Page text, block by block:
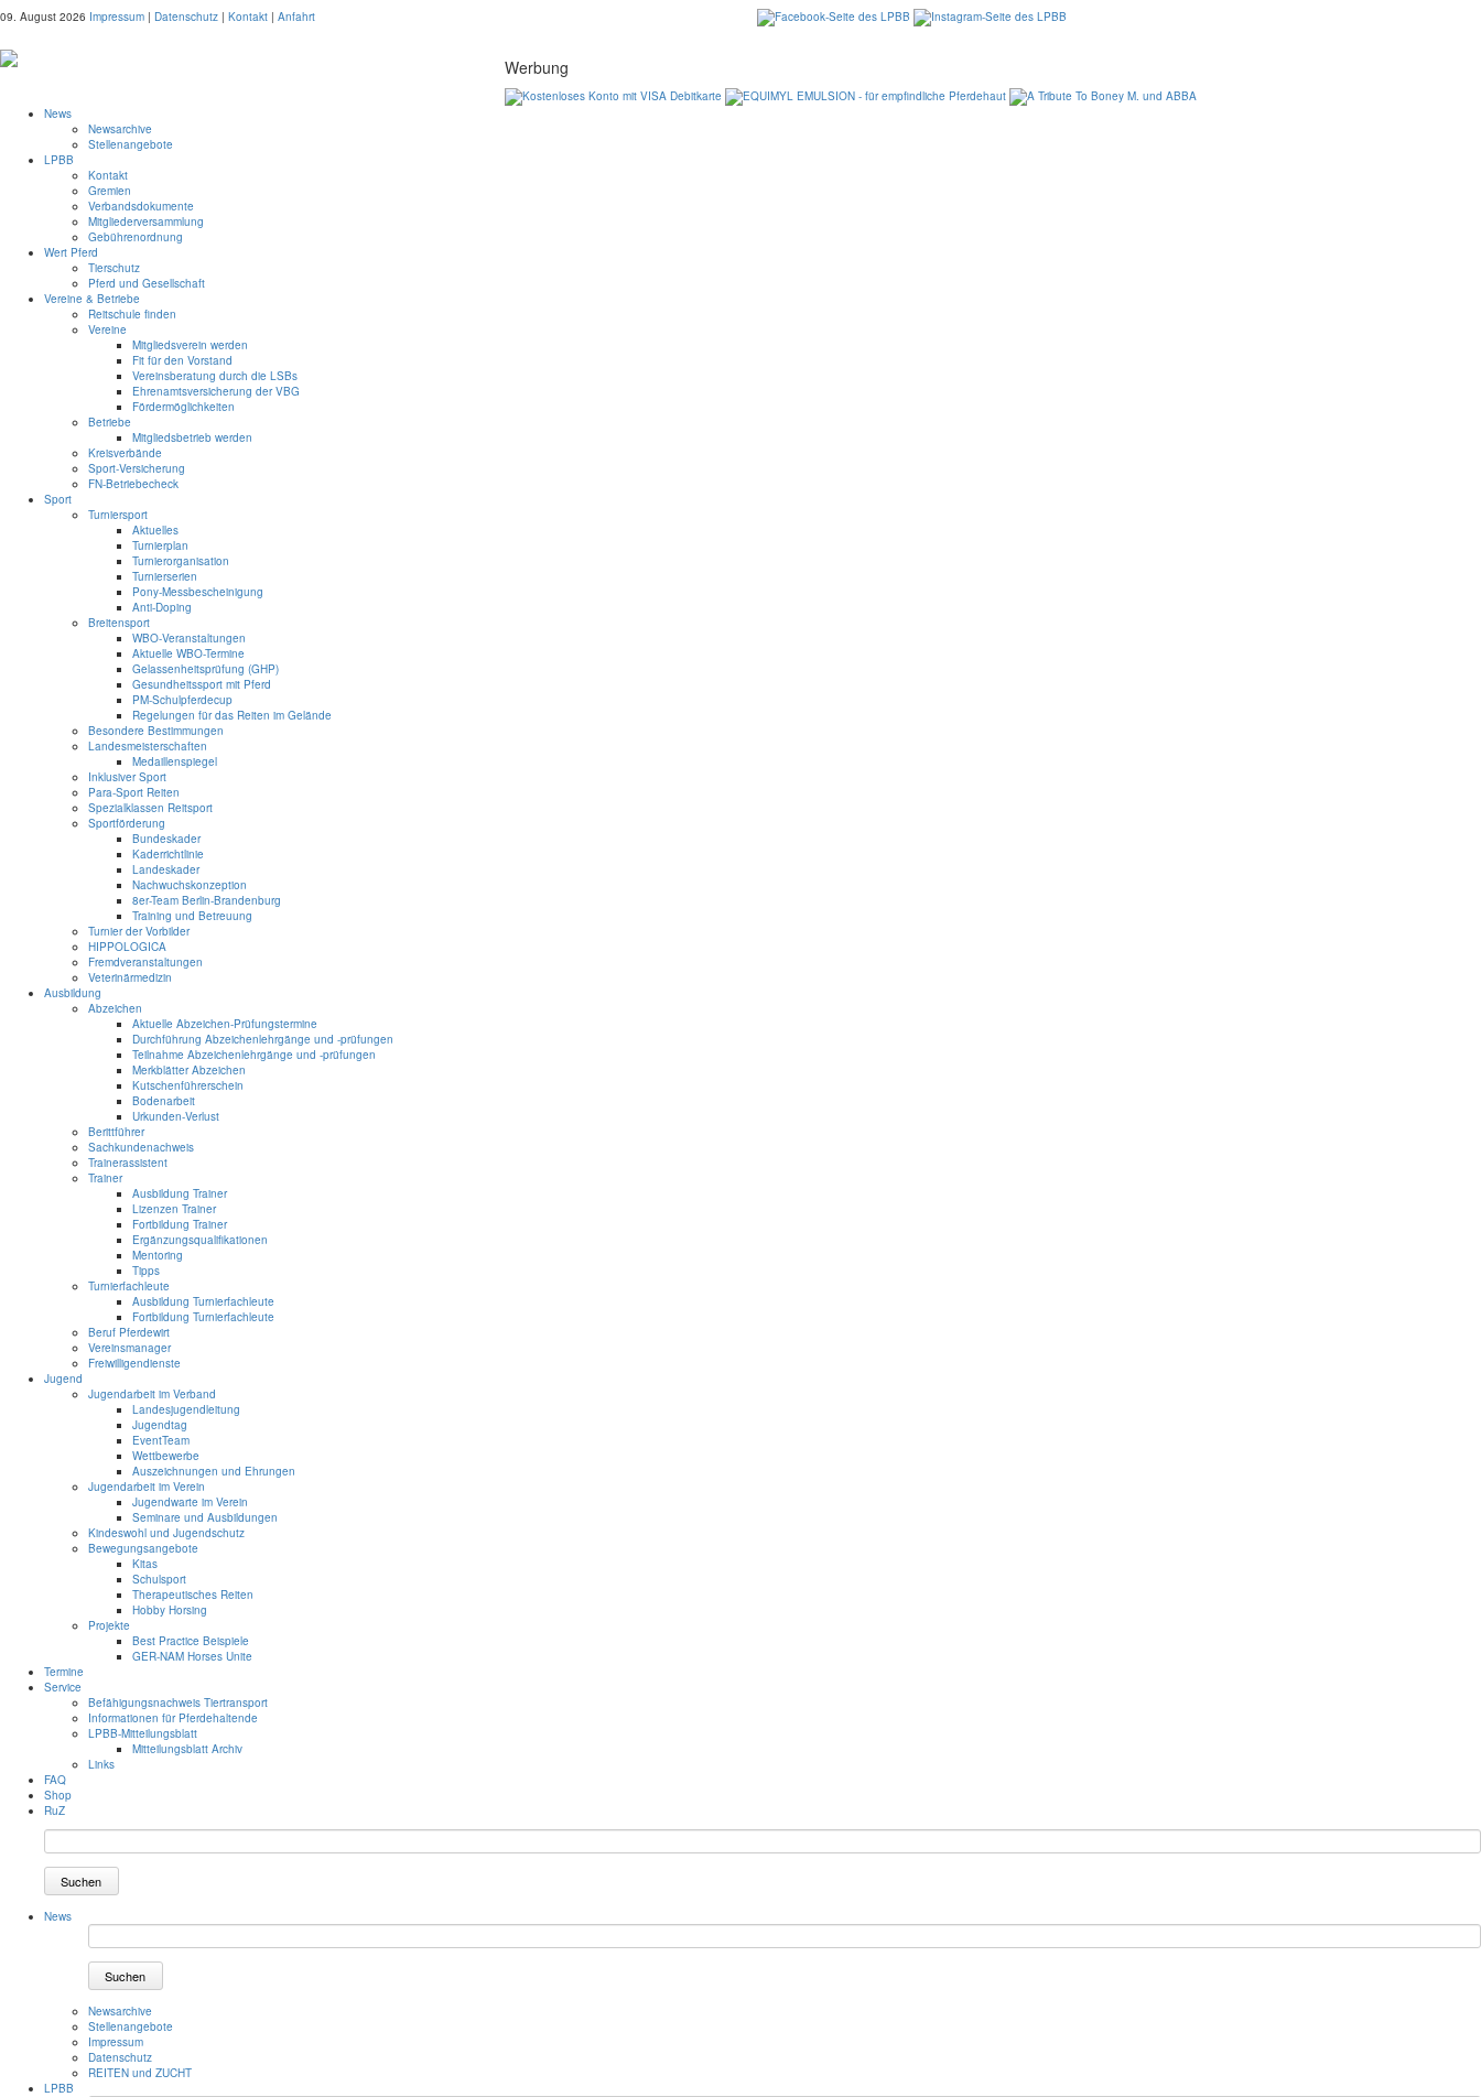
09. August 2026 Impressum | Datenschutz | Kontakt | Anfahrt
Werbung
News
Newsarchive
Stellenangebote
LPBB
Kontakt
Gremien
Verbandsdokumente
Mitgliederversammlung
Gebührenordnung
Wert Pferd
Tierschutz
Pferd und Gesellschaft
Vereine & Betriebe
Reitschule finden
Vereine
Mitgliedsverein werden
Fit für den Vorstand
Vereinsberatung durch die LSBs
Ehrenamtsversicherung der VBG
Fördermöglichkeiten
Betriebe
Mitgliedsbetrieb werden
Kreisverbände
Sport-Versicherung
FN-Betriebecheck
Sport
Turniersport
Aktuelles
Turnierplan
Turnierorganisation
Turnierserien
Pony-Messbescheinigung
Anti-Doping
Breitensport
WBO-Veranstaltungen
Aktuelle WBO-Termine
Gelassenheitsprüfung (GHP)
Gesundheitssport mit Pferd
PM-Schulpferdecup
Regelungen für das Reiten im Gelände
Besondere Bestimmungen
Landesmeisterschaften
Medaillenspiegel
Inklusiver Sport
Para-Sport Reiten
Spezialklassen Reitsport
Sportförderung
Bundeskader
Kaderrichtlinie
Landeskader
Nachwuchskonzeption
8er-Team Berlin-Brandenburg
Training und Betreuung
Turnier der Vorbilder
HIPPOLOGICA
Fremdveranstaltungen
Veterinärmedizin
Ausbildung
Abzeichen
Aktuelle Abzeichen-Prüfungstermine
Durchführung Abzeichenlehrgänge und -prüfungen
Teilnahme Abzeichenlehrgänge und -prüfungen
Merkblätter Abzeichen
Kutschenführerschein
Bodenarbeit
Urkunden-Verlust
Berittführer
Sachkundenachweis
Trainerassistent
Trainer
Ausbildung Trainer
Lizenzen Trainer
Fortbildung Trainer
Ergänzungsqualifikationen
Mentoring
Tipps
Turnierfachleute
Ausbildung Turnierfachleute
Fortbildung Turnierfachleute
Beruf Pferdewirt
Vereinsmanager
Freiwilligendienste
Jugend
Jugendarbeit im Verband
Landesjugendleitung
Jugendtag
EventTeam
Wettbewerbe
Auszeichnungen und Ehrungen
Jugendarbeit im Verein
Jugendwarte im Verein
Seminare und Ausbildungen
Kindeswohl und Jugendschutz
Bewegungsangebote
Kitas
Schulsport
Therapeutisches Reiten
Hobby Horsing
Projekte
Best Practice Beispiele
GER-NAM Horses Unite
Termine
Service
Befähigungsnachweis Tiertransport
Informationen für Pferdehaltende
LPBB-Mitteilungsblatt
Mitteilungsblatt Archiv
Links
FAQ
Shop
RuZ
Suchen
News
Suchen
Newsarchive
Stellenangebote
Impressum
Datenschutz
REITEN und ZUCHT
LPBB